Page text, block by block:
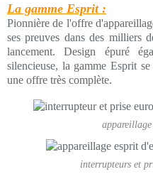
La gamme Esprit :
Pionnière de l'offre
ses preuves dans des milliers
lancement. Design épuré
silencieuse, la gamme Esprit
une offre très complète.
interrupteurs et